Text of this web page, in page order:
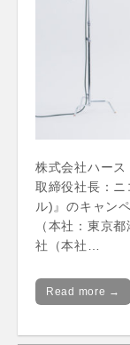
株式会社ハー
取締役社長：
ル)』のキャン
（本社：東京
社（本社…
Read more →